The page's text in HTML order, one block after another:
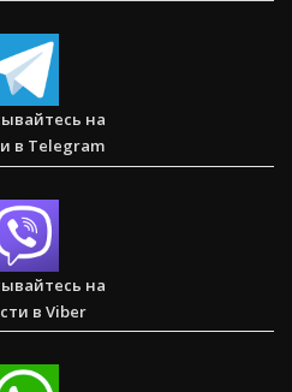
жизнь буддистского монаха
(BBS05030)
Обучаем. Помогите нам
на
в Telegram
на
в Viber